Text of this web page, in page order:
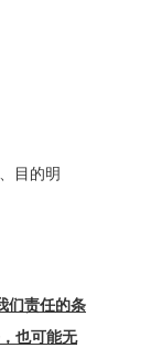
的明
责任的条
，也可能无